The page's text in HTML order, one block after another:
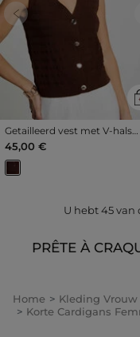
Previous
Getailleerd vest met V-hals
donker bruin vrouw
45,00 €
U hebt45van
PRÊTE À
Home Kleding Vrouw
Korte Cardigans